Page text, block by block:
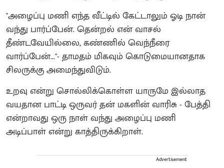
"அழைப்பு மணி எந்த வீட்டில் கேட்டாலும் ஓடி நான்
வந்து பார்ப்பேன். தென்றல் என் வாசல்
தீண்டவேயில்லை, கண்ணில் வெந்நீரை
வார்ப்பேன்..."- தாமதம் மிகவும் கொடுமையானதாக
சிலருக்கு அமைந்துவிடும்.
உறவு என்று சொல்லிக்கொள்ள யாருமே இல்லாத
வயதான பாட்டி ஒருவர் தன் மகளின் வாரிசு - பேத்தி
என்றாவது ஒரு நாள் வந்து அழைப்பு மணி
அடிப்பாள் என்று காத்திருக்கிறாள்.
Advertisement